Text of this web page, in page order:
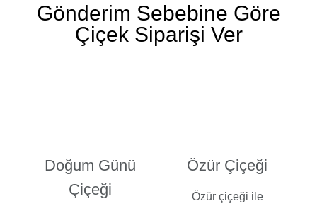
Gönderim Sebebine Göre
Çiçek Siparişi Ver
Doğum Günü
Çiçeği​
Özür Çiçeği
Özür çiçeği ile